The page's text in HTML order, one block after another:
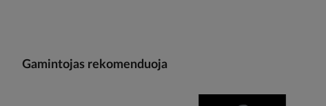
Gamintojas rekomenduoja